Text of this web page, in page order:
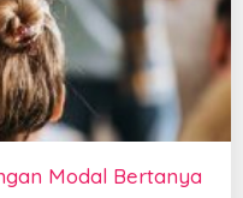
Modal Bertanya